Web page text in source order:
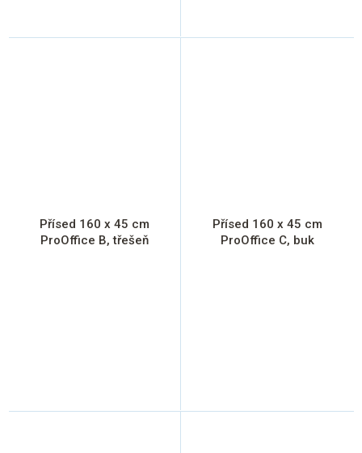
Přísed 160 x 45 cm
ProOffice B, třešeň
Přísed 160 x 45 cm
ProOffice C, buk